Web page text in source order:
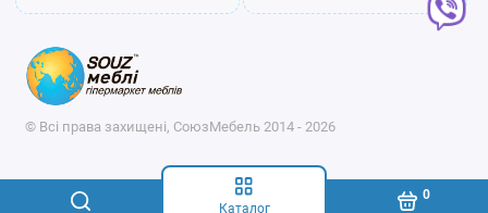
Каталог
0
© Всі права захищені, СоюзМебель 2014 - 2026